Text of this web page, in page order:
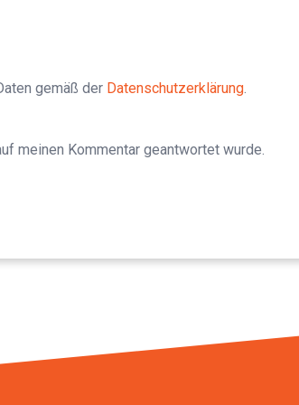
gemäß der Datenschutzerklärung.
meinen Kommentar geantwortet wurde.